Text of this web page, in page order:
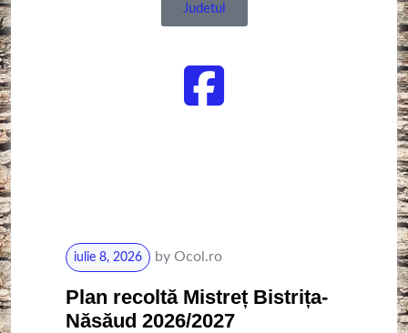
Judetul
iulie 8, 2026 by Ocol.ro
Plan recoltă Mistreț Bistrița-
Năsăud 2026/2027